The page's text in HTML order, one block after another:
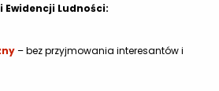
Ewidencji Ludności:
– bez przyjmowania interesantów i